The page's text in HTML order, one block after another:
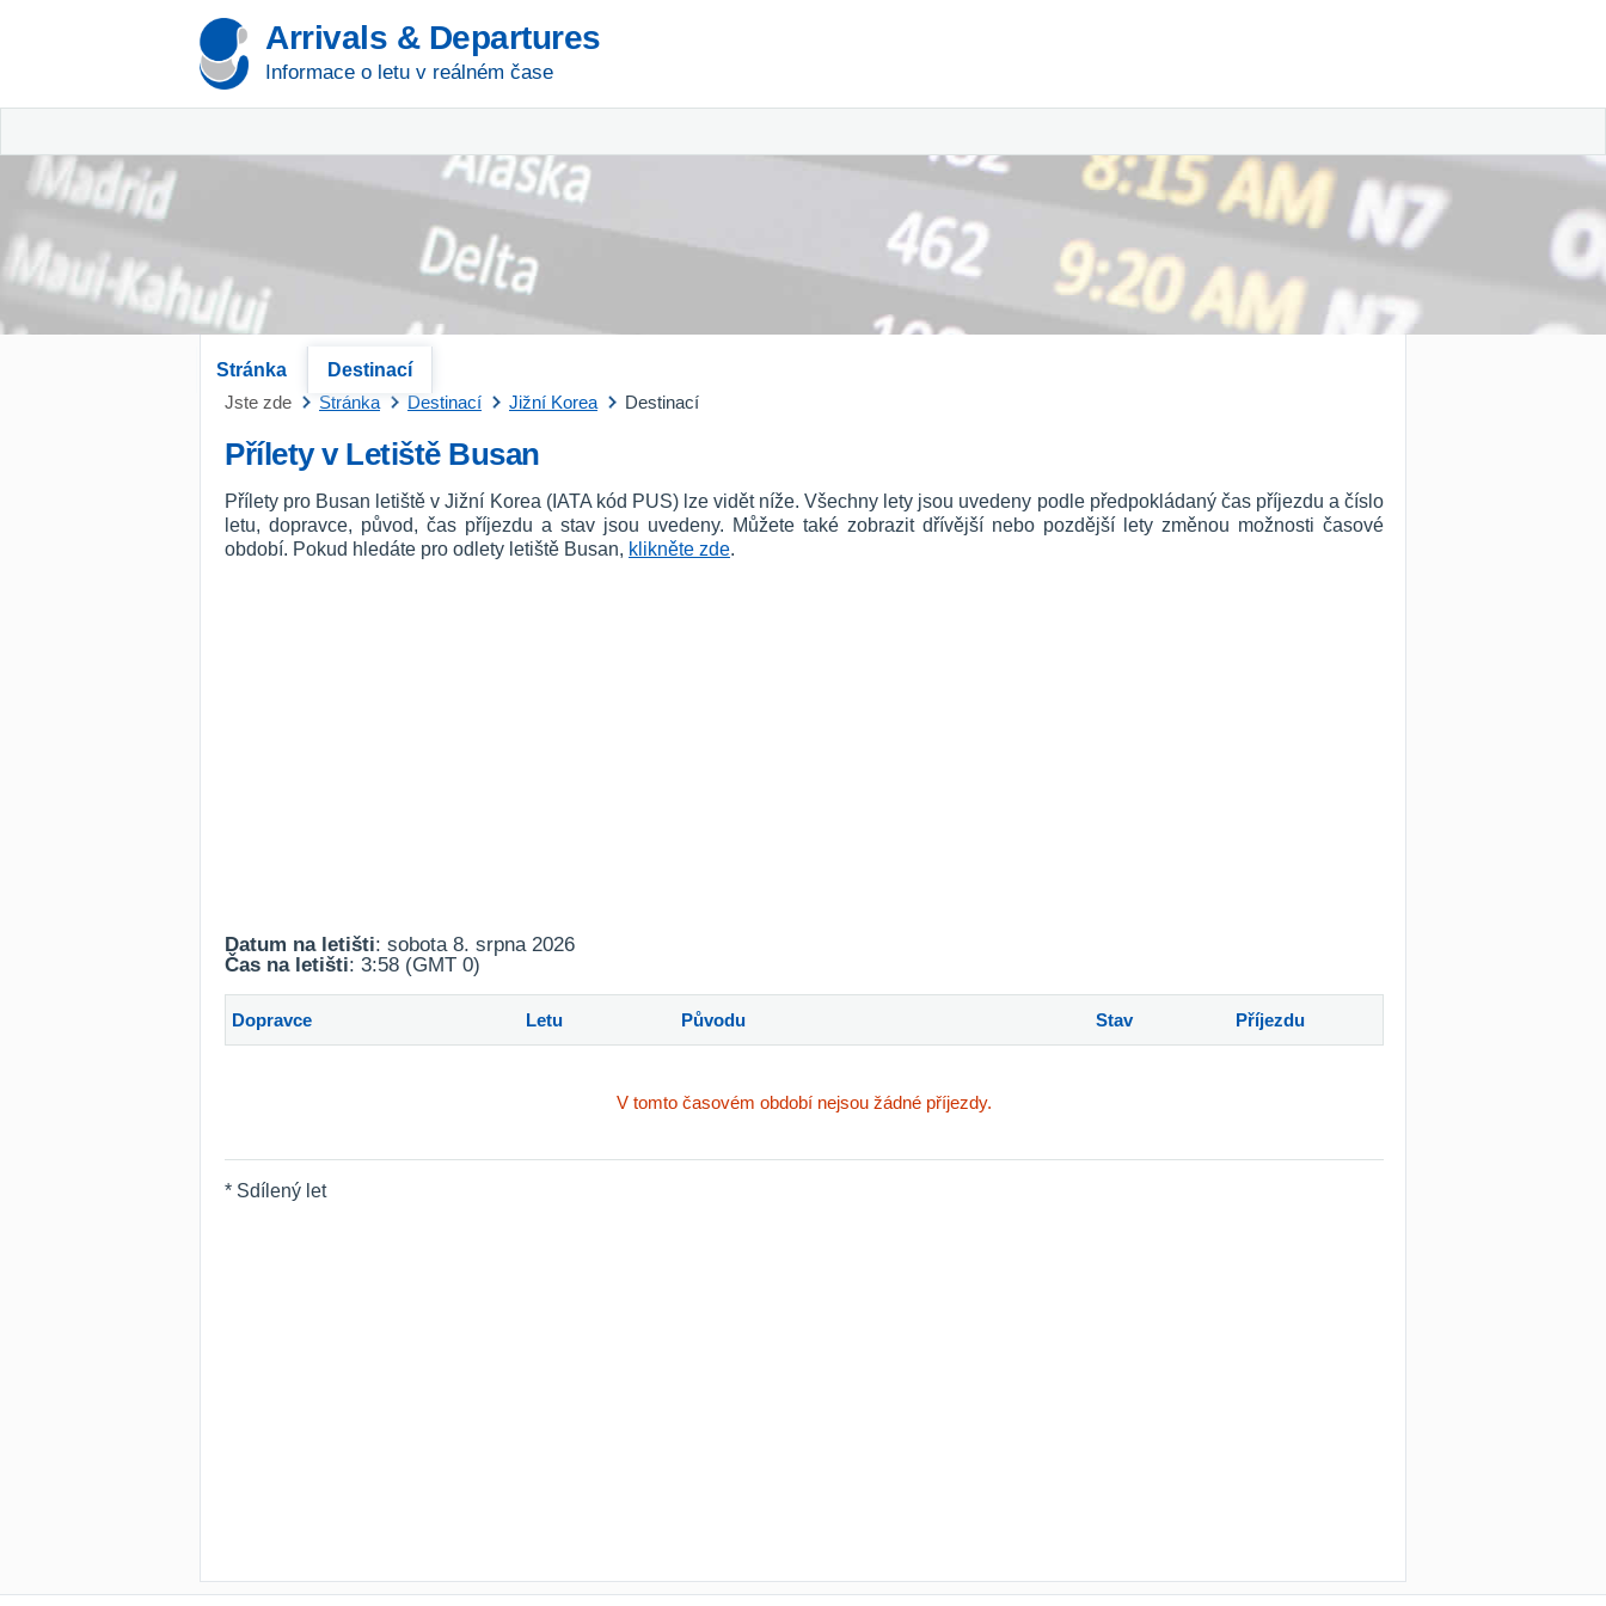
Arrivals & Departures
Informace o letu v reálném čase
Stránka
Destinací
Jste zde
Stránka Destinací Jižní Korea Destinací
Přílety v Letiště Busan
Přílety pro Busan letiště v Jižní Korea (IATA kód PUS) lze vidět níže. Všechny lety jsou uvedeny podle předpokládaný čas příjezdu a číslo
letu, dopravce, původ, čas příjezdu a stav jsou uvedeny. Můžete také zobrazit dřívější nebo pozdější lety změnou možnosti časové
období. Pokud hledáte pro odlety letiště Busan, klikněte zde.
Datum na letišti: sobota 8. srpna 2026
Čas na letišti: 3:58 (GMT 0)
Dopravce Letu Původu Stav Příjezdu
V tomto časovém období nejsou žádné příjezdy.
* Sdílený let